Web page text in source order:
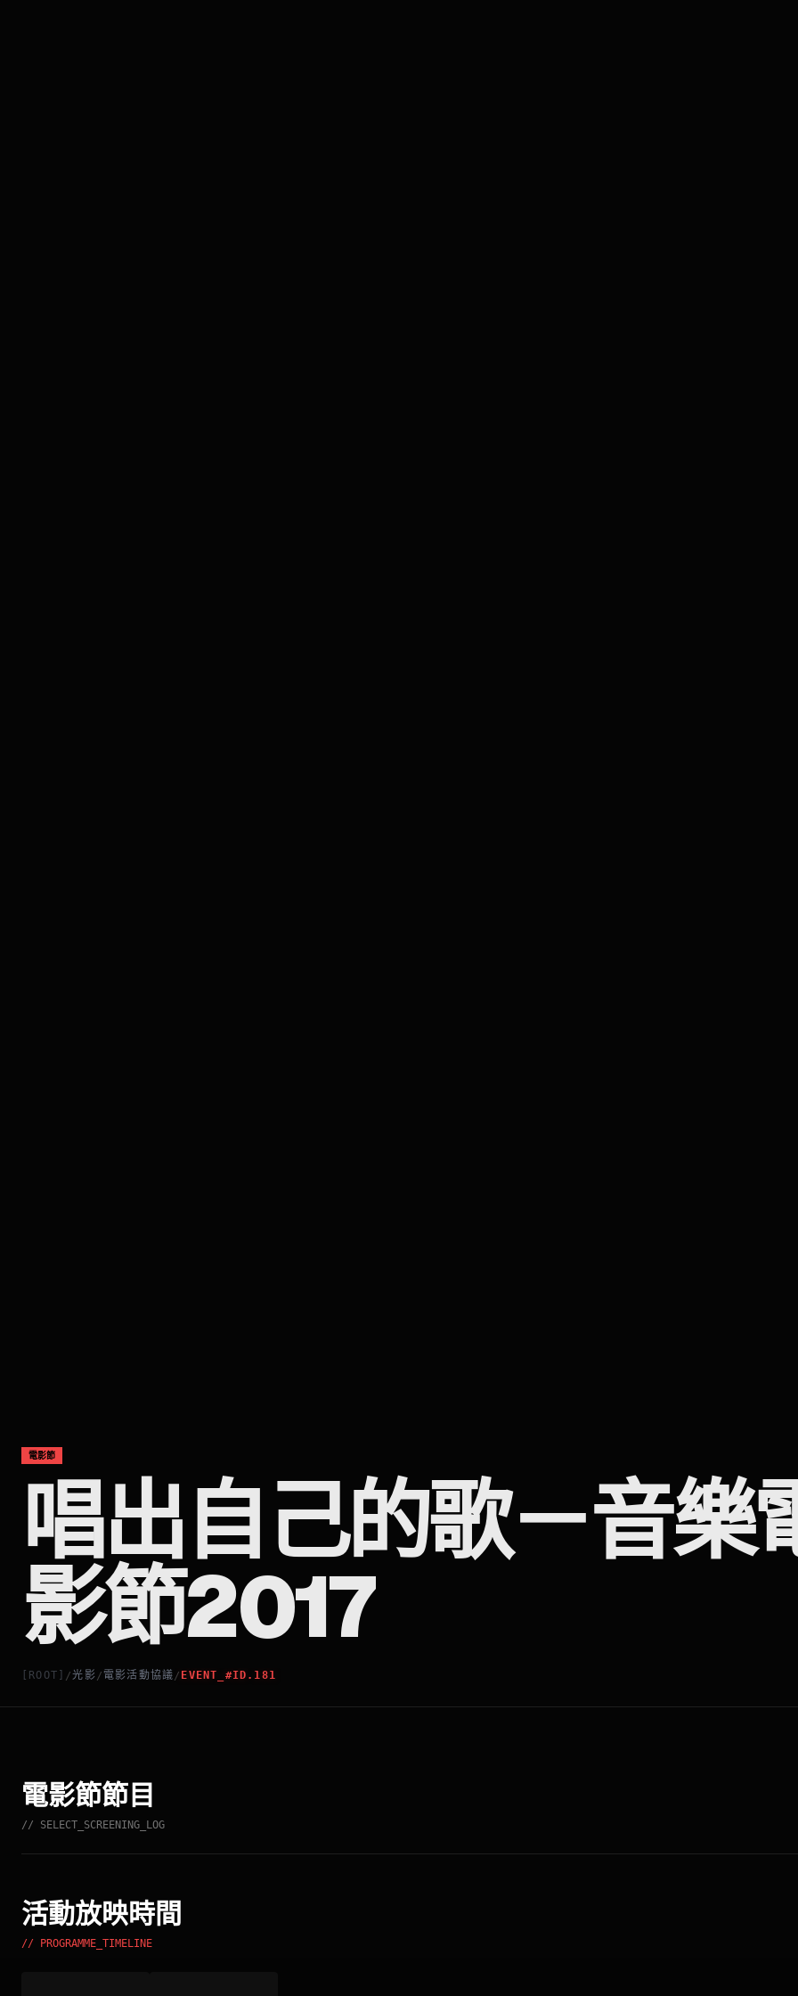
[ROOT] /光影/ 電影活動協議/ EVENT_#ID.181
電影節
唱出自己的歌－音樂
影節2017
電影節節目
// SELECT_SCREENING_LOG
活動放映時間
// PROGRAMME_TIMELINE